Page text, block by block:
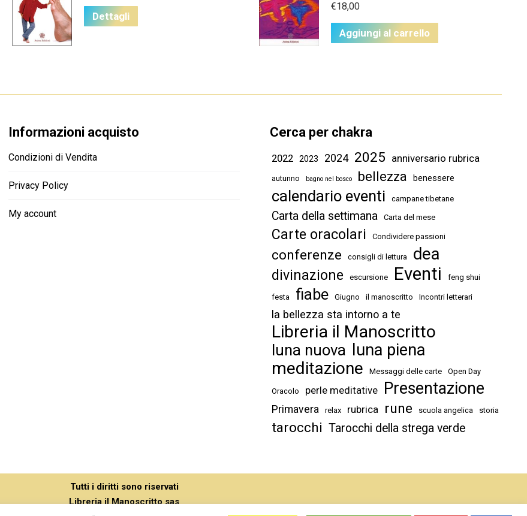
Dettagli
€18,00
Aggiungi al carrello
Informazioni acquisto
Condizioni di Vendita
Privacy Policy
My account
Cerca per chakra
2022 2023 2024 2025 anniversario rubrica
autunno bagno nel bosco bellezza benessere
calendario eventi campane tibetane
Carta della settimana Carta del mese
Carte oracolari Condividere passioni
conferenze consigli di lettura dea
divinazione escursione Eventi feng shui
festa fiabe Giugno il manoscritto Incontri letterari
la bellezza sta intorno a te
Libreria il Manoscritto
luna nuova luna piena
meditazione Messaggi delle carte Open Day
Oracolo perle meditative Presentazione
Primavera relax rubrica rune scuola angelica storia
tarocchi Tarocchi della strega verde
Tutti i diritti sono riservati
Libreria il Manoscritto sas